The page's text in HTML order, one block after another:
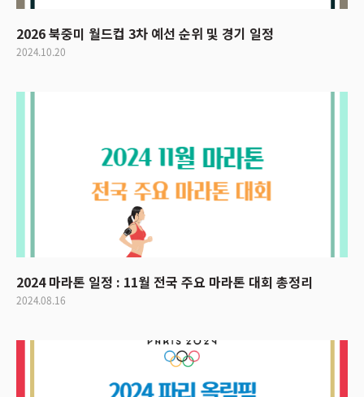
2026 북중미 월드컵 3차 예선 순위 및 경기 일정
2024.10.20
2024 마라톤 일정 : 11월 전국 주요 마라톤 대회 총정리
2024.08.16